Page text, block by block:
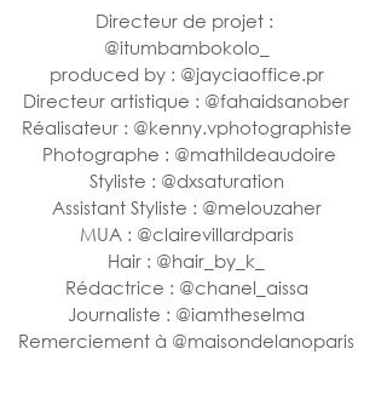
Directeur de projet :
@itumbambokolo_
produced by : @jayciaoffice.pr
Directeur artistique : @fahaidsanober
Réalisateur : @kenny.vphotographiste
Photographe : @mathildeaudoire
Styliste : @dxsaturation
Assistant Styliste : @melouzaher
MUA : @clairevillardparis
Hair : @hair_by_k_
Rédactrice : @chanel_aissa
Journaliste : @iamtheselma
Remerciement à @maisondelanoparis